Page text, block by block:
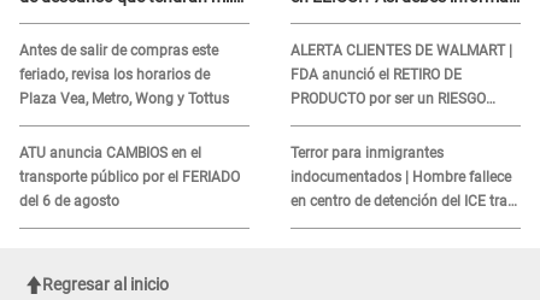
Antes de salir de compras este
feriado, revisa los horarios de
Plaza Vea, Metro, Wong y Tottus
ATU anuncia CAMBIOS en el
transporte público por el FERIADO
del 6 de agosto
ALERTA CLIENTES DE WALMART |
FDA anunció el RETIRO DE
PRODUCTO por ser un RIESGO
MORTAL para consumidores: ¿Cuál
es?
Terror para inmigrantes
indocumentados | Hombre fallece
en centro de detención del ICE tras
sufrir una "emergencia médica"
Regresar al inicio